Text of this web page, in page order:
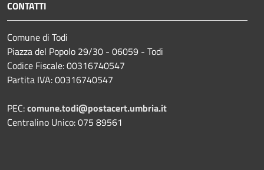
CONTATTI
Comune di Todi
Piazza del Popolo 29/30 - 06059 - Todi
Codice Fiscale: 00316740547
Partita IVA: 00316740547
PEC:comune.todi@postacert.umbria.it
Centralino Unico: 075 89561